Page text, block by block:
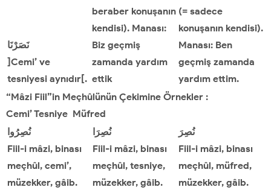
نَصَرْنَا
]Cemi’ ve
tesniyesi aynıdır[.
beraber konuşanın
kendisi). Manası:
Biz geçmiş
zamanda yardım
ettik
(= sadece
konuşanın kendisi).
Manası: Ben
geçmiş zamanda
yardım ettim.
“Mâzi Fiil”in Meçhûlünün Çekimine Örnekler :
Cemi’Tesniye Müfred
نُصِرُوا
Fiil-i mâzi, binası
meçhûl, cemi’,
müzekker, gâib.
نُصِرَا
Fiil-i mâzi, binası
meçhûl, tesniye,
müzekker, gâib.
نُصِرَ
Fiil-i mâzi, binası
meçhûl, müfred,
müzekker, gâib.